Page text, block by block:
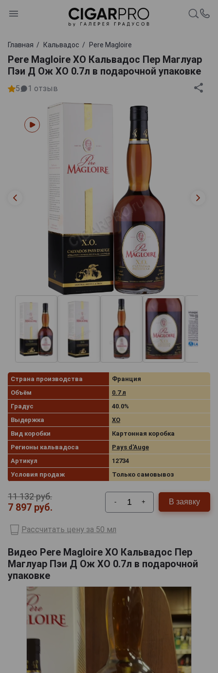
Главная Кальвадос Pere Magloire
Pere Magloire XO Кальвадос Пер Маглуар
Пэи Д Ож ХО 0.7л в подарочной упаковке
5 1 отзыв
Страна производства
Франция
Объём
0.7 л
Градус
40.0%
Выдержка
XO
Вид коробки
Картонная коробка
Регионы кальвадоса
Pays d'Auge
Артикул
12734
Условия продаж
Только самовывоз
11 132 руб.
7 897 руб. - + В заявку
Рассчитать цену за 50 мл
Видео Pere Magloire XO Кальвадос Пер
Маглуар Пэи Д Ож ХО 0.7л в подарочной
упаковке